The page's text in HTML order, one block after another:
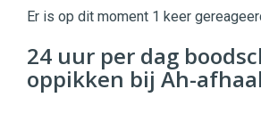
|
Digital
Commerce https://twinklemagazine.nl
96 54
Er is op dit moment 1 keer
24 uur per dag
oppikken bij Ah-